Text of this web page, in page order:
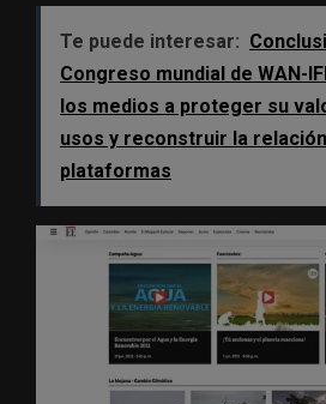
Te puede interesar:
Congreso mundial de WAN-
los medios a proteger su
usos y reconstruir la
plataformas